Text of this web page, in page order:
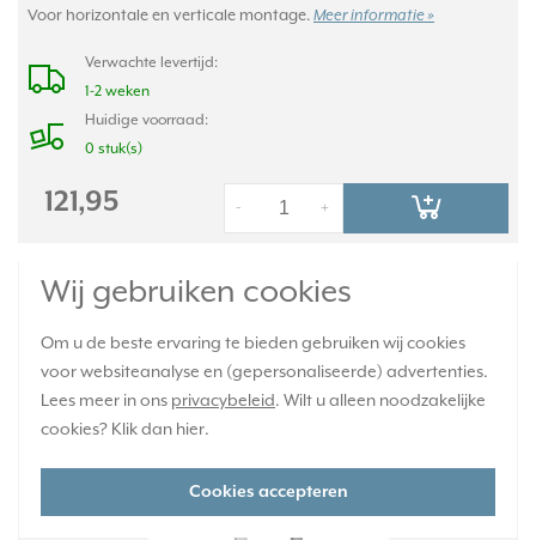
Wij gebruiken cookies
Om u de beste ervaring te bieden gebruiken wij cookies
voor websiteanalyse en (gepersonaliseerde) advertenties.
Lees meer in ons privacybeleid. Wilt u alleen noodzakelijke
cookies? Klik dan hier.
Cookies accepteren
Voor horizontale en verticale montage. Meer informatie »
Verwachte levertijd:
1-2 weken
Huidige voorraad:
0 stuk(s)
121,95 +
-
JUNG afdekraam 4-voudig A Creation alpine
wit glas (AC 584 GL WW)